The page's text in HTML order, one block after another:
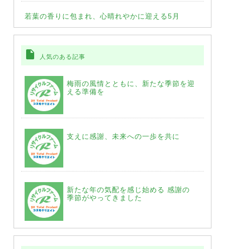
若葉の香りに包まれ、心晴れやかに迎える5月
insert_drive_file 人気のある記事
梅雨の風情とともに、新たな季節を迎
える準備を
支えに感謝、未来への一歩を共に
新たな年の気配を感じ始める 感謝の
季節がやってきました